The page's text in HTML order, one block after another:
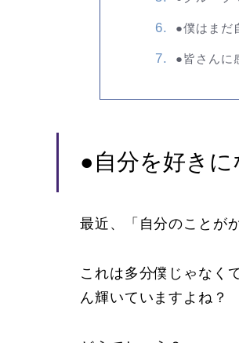
●僕はまだ
●皆さんに
●自分を好きに
最近、「自分のことが
これは多分僕じゃなく
ん輝いていますよね？